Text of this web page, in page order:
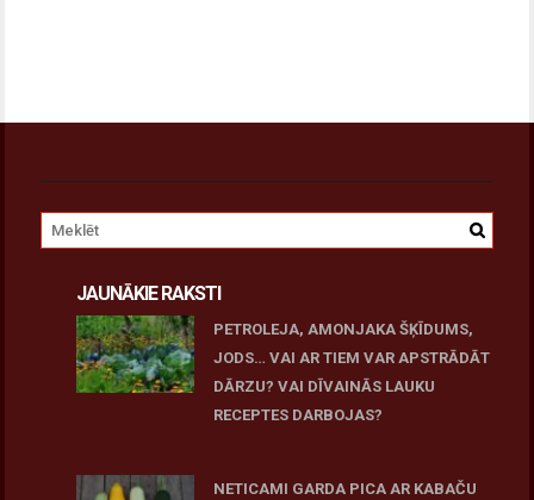
JAUNĀKIE RAKSTI
PETROLEJA, AMONJAKA ŠĶĪDUMS,
JODS… VAI AR TIEM VAR APSTRĀDĀT
DĀRZU? VAI DĪVAINĀS LAUKU
RECEPTES DARBOJAS?
NETICAMI GARDA PICA AR KABAČU